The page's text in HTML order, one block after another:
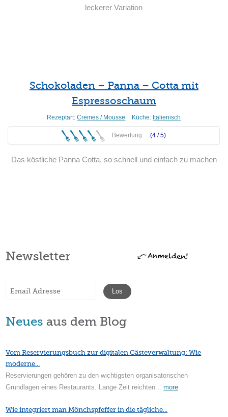
leckerer Variation
Schokoladen – Panna – Cotta mit
Espressoschaum
Rezeptart:Cremes / Mousse Küche: Italienisch
Bewertung: (4 /5)
Das köstliche Panna Cotta, so schnell und einfach zu machen
Newsletter
Neues aus dem Blog
Vom Reservierungsbuch zur digitalen Gästeverwaltung: Wie
moderne...
Reservierungen gehören zu den wichtigsten organisatorischen
Grundlagen eines Restaurants. Lange Zeit reichten...more
Wie integriert man Mönchspfeffer in die tägliche...